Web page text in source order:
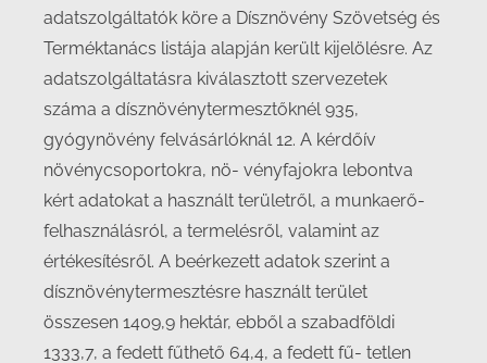
adatszolgáltatók köre a Dísznövény Szövetség és
Terméktanács listája alapján került kijelölésre. Az
adatszolgáltatásra kiválasztott szervezetek
száma a dísznövénytermesztőknél 935,
gyógynövény felvásárlóknál 12. A kérdőív
növénycsoportokra, nö- vényfajokra lebontva
kért adatokat a használt területről, a munkaerő-
felhasználásról, a termelésről, valamint az
értékesítésről. A beérkezett adatok szerint a
dísznövénytermesztésre használt terület
összesen 1409,9 hektár, ebből a szabadföldi
1333,7, a fedett fűthető 64,4, a fedett fű- tetlen